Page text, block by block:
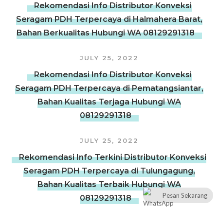
Rekomendasi Info Distributor Konveksi
Seragam PDH Terpercaya di Halmahera Barat,
Bahan Berkualitas Hubungi WA 08129291318
JULY 25, 2022
Rekomendasi Info Distributor Konveksi
Seragam PDH Terpercaya di Pematangsiantar,
Bahan Kualitas Terjaga Hubungi WA
08129291318
JULY 25, 2022
Rekomendasi Info Terkini Distributor Konveksi
Seragam PDH Terpercaya di Tulungagung,
Bahan Kualitas Terbaik Hubungi WA
08129291318
Pesan Sekarang